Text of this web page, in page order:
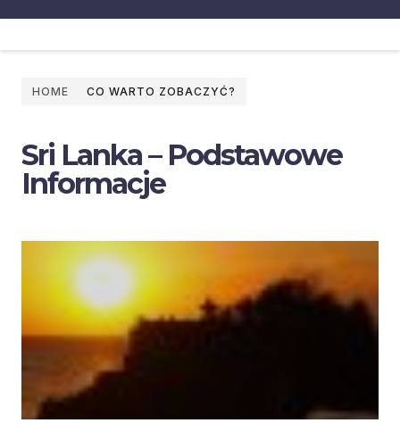
HOME CO WARTO ZOBACZYĆ?
Sri Lanka – Podstawowe
Informacje